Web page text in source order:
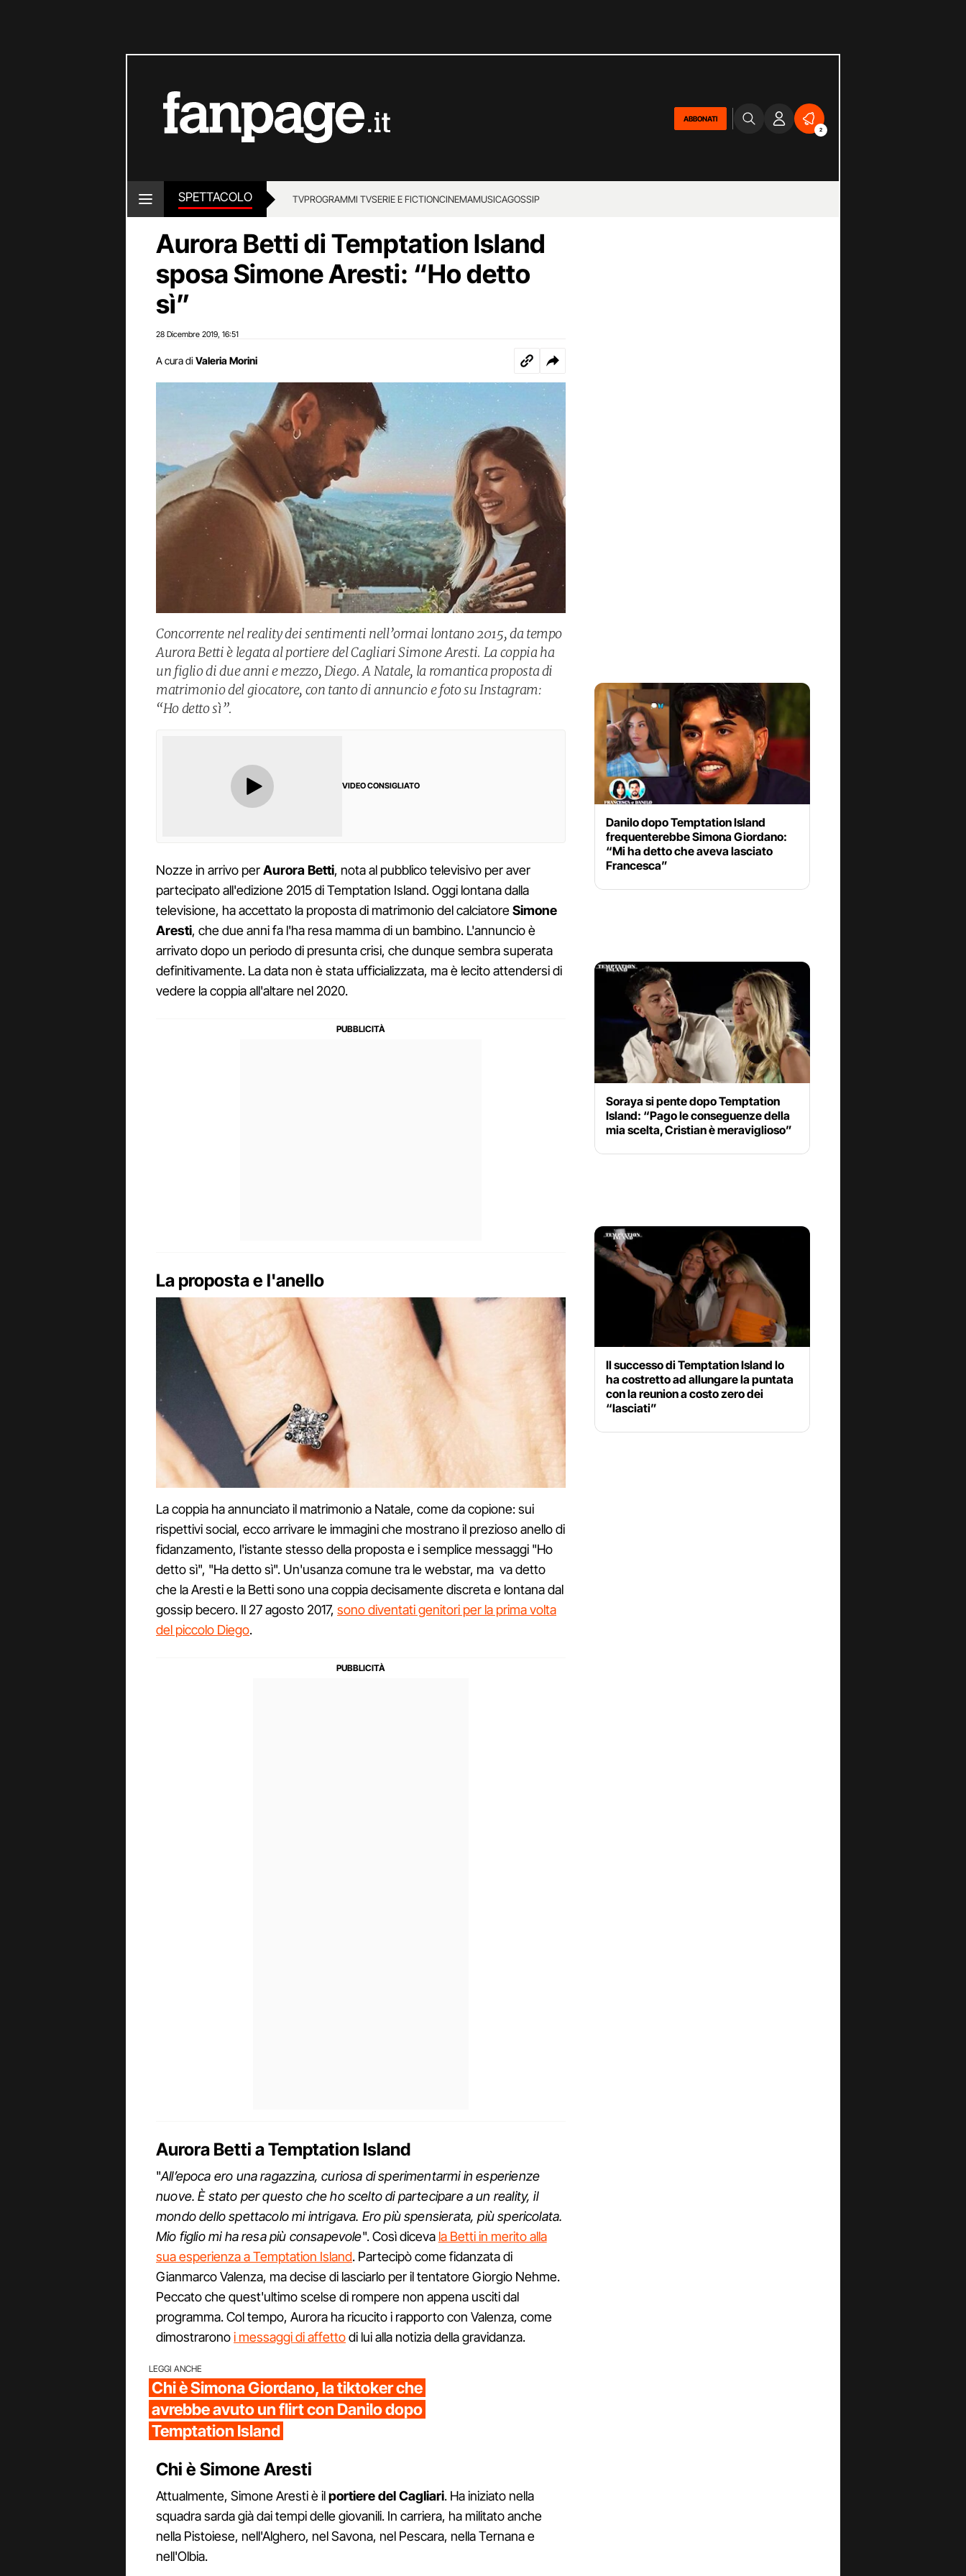
ABBONATI
2
SPETTACOLO TVPROGRAMMI TVSERIE E FICTIONCINEMAMUSICAGOSSIP
Aurora Betti di Temptation Island
sposa Simone Aresti: “Ho detto
sì”
28 Dicembre 2019 16:51
A cura di Valeria Morini
Concorrente nel reality dei sentimenti nell’ormai lontano 2015, da tempo
Aurora Betti è legata al portiere del Cagliari Simone Aresti. La coppia ha
un figlio di due anni e mezzo, Diego. A Natale, la romantica proposta di
matrimonio del giocatore, con tanto di annuncio e foto su Instagram:
“Ho detto sì”.
VIDEO CONSIGLIATO
Nozze in arrivo perAurora Betti, nota al pubblico televisivo per aver
partecipato all'edizione 2015 di Temptation Island. Oggi lontana dalla
televisione, ha accettato la proposta di matrimonio del calciatoreSimone
Aresti, che due anni fa l'ha resa mamma di un bambino. L'annuncio è
arrivato dopo un periodo di presunta crisi, che dunque sembra superata
definitivamente. La data non è stata ufficializzata, ma è lecito attendersi di
vedere la coppia all'altare nel 2020.
La proposta e l'anello
La coppia ha annunciato il matrimonio a Natale, come da copione: sui
rispettivi social, ecco arrivare le immagini che mostrano il prezioso anello di
fidanzamento, l'istante stesso della proposta e i semplice messaggi "Ho
detto sì", "Ha detto sì". Un'usanza comune tra le webstar, ma va detto
che la Aresti e la Betti sono una coppia decisamente discreta e lontana dal
gossip becero. Il 27 agosto 2017, sono diventati genitori per la prima volta
del piccolo Diego.
Aurora Betti a Temptation Island
"All’epoca ero una ragazzina, curiosa di sperimentarmi in esperienze
nuove. È stato per questo che ho scelto di partecipare a un reality, il
mondo dello spettacolo mi intrigava. Ero più spensierata, più spericolata.
Mio figlio mi ha resa più consapevole". Così diceva la Betti in merito alla
sua esperienza a Temptation Island. Partecipò come fidanzata di
Gianmarco Valenza, ma decise di lasciarlo per il tentatore Giorgio Nehme.
Peccato che quest'ultimo scelse di rompere non appena usciti dal
programma. Col tempo, Aurora ha ricucito i rapporto con Valenza, come
dimostraronoi messaggi di affettodi lui alla notizia della gravidanza.
LEGGI ANCHE
Chi è Simona Giordano, la tiktoker che
avrebbe avuto un flirt con Danilo dopo
Temptation Island
Chi è Simone Aresti
Attualmente, Simone Aresti è ilportiere del Cagliari. Ha iniziato nella
squadra sarda già dai tempi delle giovanili. In carriera, ha militato anche
nella Pistoiese, nell'Alghero, nel Savona, nel Pescara, nella Ternana e
nell'Olbia.
Danilo dopo Temptation Island
frequenterebbe Simona Giordano:
“Mi ha detto che aveva lasciato
Francesca”
Soraya si pente dopo Temptation
Island: “Pago le conseguenze della
mia scelta, Cristian è meraviglioso”
Il successo di Temptation Island lo
ha costretto ad allungare la puntata
con la reunion a costo zero dei
“lasciati”